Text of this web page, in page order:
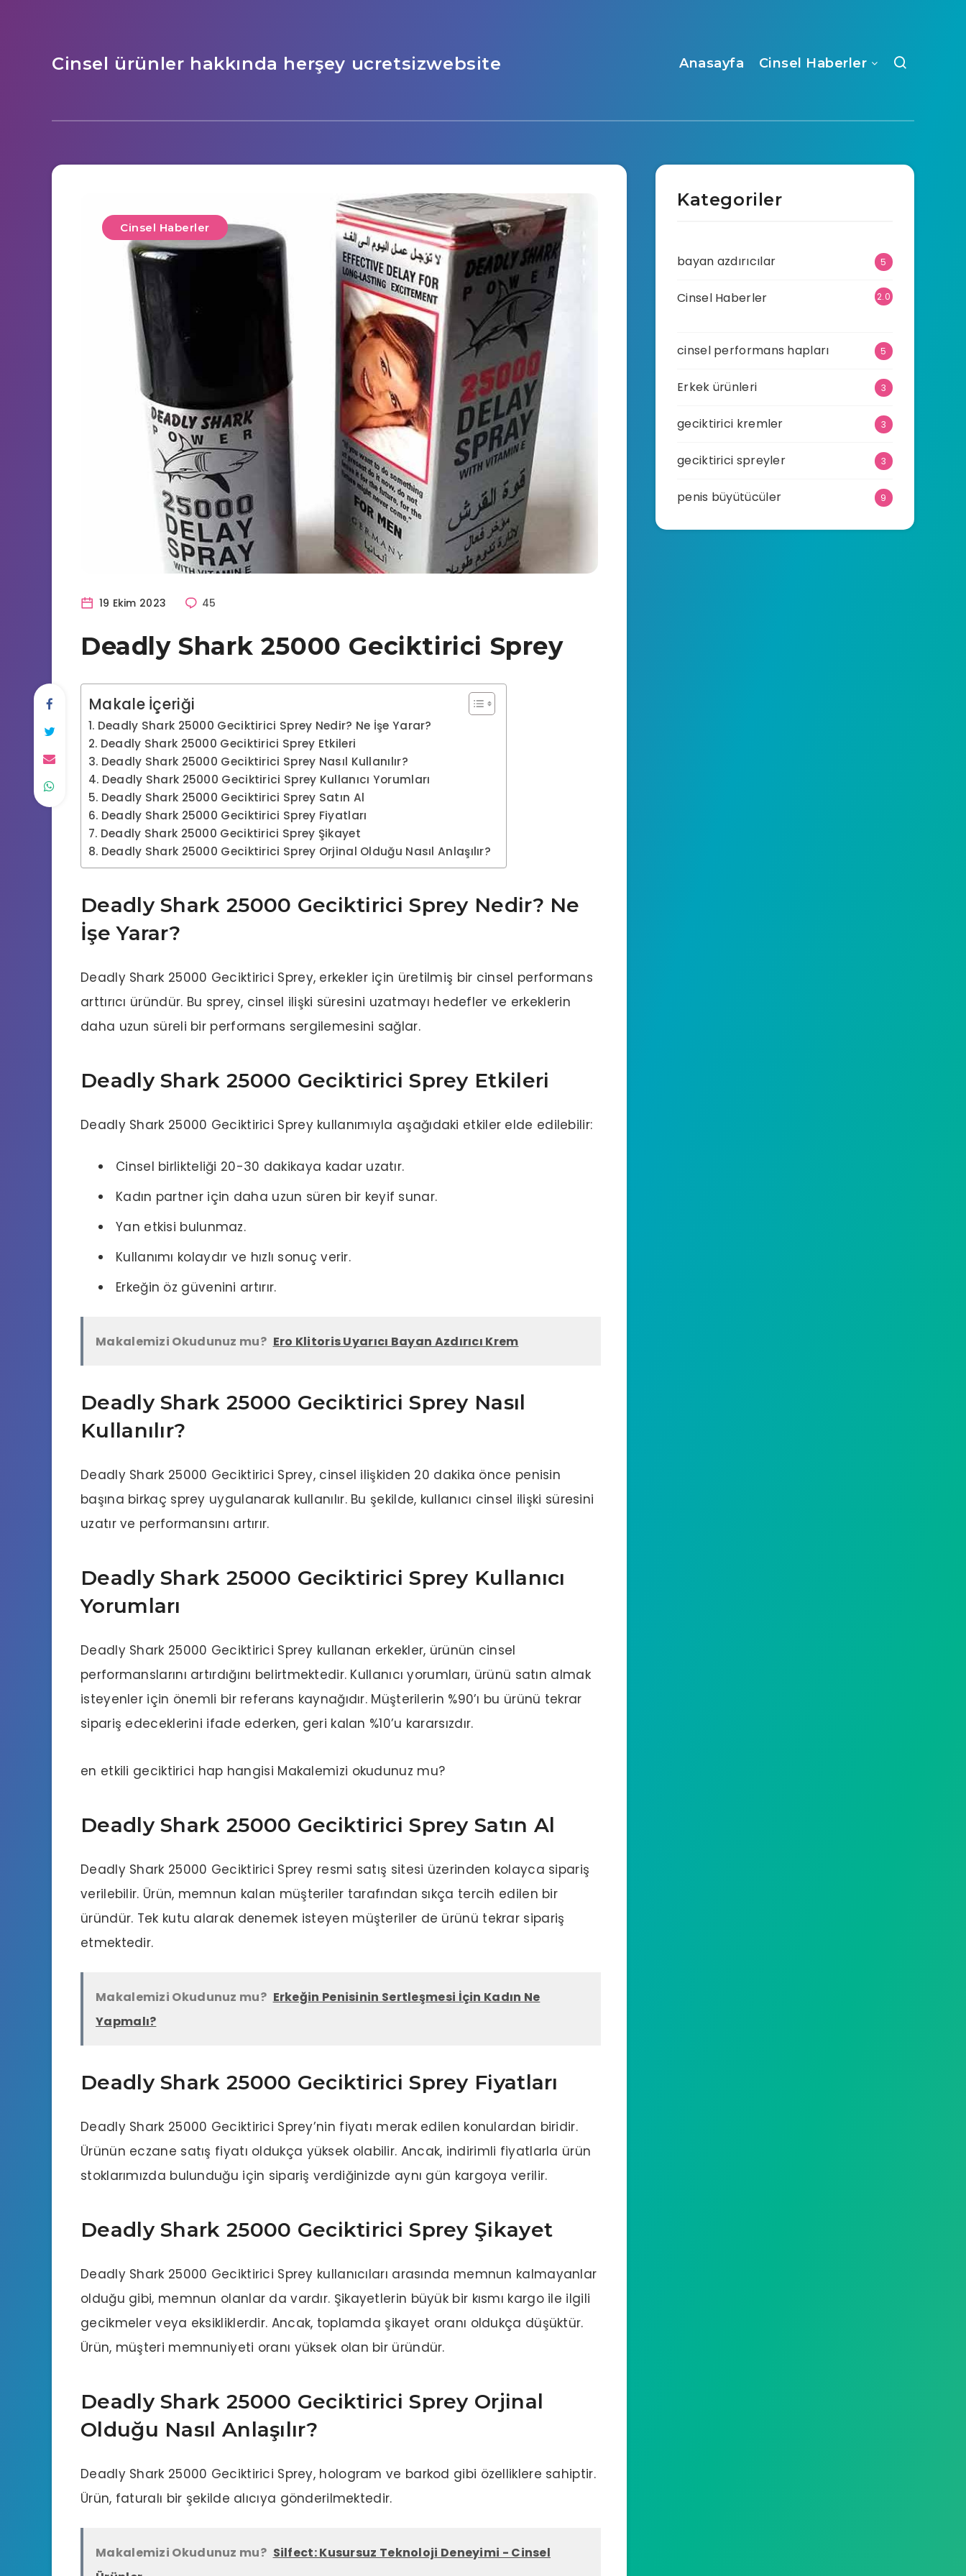
Cinsel ürünler hakkında herşey ucretsizwebsite Anasayfa Cinsel Haberler
Cinsel Haberler
19 Ekim 2023 45
Deadly Shark 25000 Geciktirici Sprey
Makale İçeriği
Deadly Shark 25000 Geciktirici Sprey Nedir? Ne İşe Yarar?
Deadly Shark 25000 Geciktirici Sprey Etkileri
Deadly Shark 25000 Geciktirici Sprey Nasıl Kullanılır?
Deadly Shark 25000 Geciktirici Sprey Kullanıcı Yorumları
Deadly Shark 25000 Geciktirici Sprey Satın Al
Deadly Shark 25000 Geciktirici Sprey Fiyatları
Deadly Shark 25000 Geciktirici Sprey Şikayet
Deadly Shark 25000 Geciktirici Sprey Orjinal Olduğu Nasıl Anlaşılır?
Deadly Shark 25000 Geciktirici Sprey Nedir? Ne
İşe Yarar?
Deadly Shark 25000 Geciktirici Sprey, erkekler için üretilmiş bir cinsel performans
arttırıcı üründür. Bu sprey, cinsel ilişki süresini uzatmayı hedefler ve erkeklerin
daha uzun süreli bir performans sergilemesini sağlar.
Deadly Shark 25000 Geciktirici Sprey Etkileri
Deadly Shark 25000 Geciktirici Spreykullanımıyla aşağıdaki etkiler elde edilebilir:
Cinsel birlikteliği 20-30 dakikaya kadar uzatır.
Kadın partner için daha uzun süren bir keyif sunar.
Yan etkisi bulunmaz.
Kullanımı kolaydır ve hızlı sonuç verir.
Erkeğin öz güvenini artırır.
Makalemizi Okudunuz mu? Ero Klitoris Uyarıcı Bayan Azdırıcı Krem
Deadly Shark 25000 Geciktirici Sprey Nasıl
Kullanılır?
Deadly Shark 25000 Geciktirici Sprey, cinsel ilişkiden 20 dakika önce penisin
başına birkaç sprey uygulanarak kullanılır. Bu şekilde, kullanıcı cinsel ilişki süresini
uzatır ve performansını artırır.
Deadly Shark 25000 Geciktirici Sprey Kullanıcı
Yorumları
Deadly Shark 25000 Geciktirici Sprey kullanan erkekler, ürünün cinsel
performanslarını artırdığını belirtmektedir. Kullanıcı yorumları, ürünü satın almak
isteyenler için önemli bir referans kaynağıdır. Müşterilerin %90’ı bu ürünü tekrar
sipariş edeceklerini ifade ederken, geri kalan %10’u kararsızdır.
en etkili geciktirici hap hangisi Makalemizi okudunuz mu?
Deadly Shark 25000 Geciktirici Sprey Satın Al
Deadly Shark 25000 Geciktirici Sprey resmi satış sitesi üzerinden kolayca sipariş
verilebilir. Ürün, memnun kalan müşteriler tarafından sıkça tercih edilen bir
üründür. Tek kutu alarak denemek isteyen müşteriler de ürünü tekrar sipariş
etmektedir.
Makalemizi Okudunuz mu? Erkeğin Penisinin Sertleşmesi İçin Kadın Ne
Yapmalı?
Deadly Shark 25000 Geciktirici Sprey Fiyatları
Deadly Shark 25000 Geciktirici Sprey’nin fiyatı merak edilen konulardan biridir.
Ürünün eczane satış fiyatı oldukça yüksek olabilir. Ancak, indirimli fiyatlarla ürün
stoklarımızda bulunduğu için sipariş verdiğinizde aynı gün kargoya verilir.
Deadly Shark 25000 Geciktirici Sprey Şikayet
Deadly Shark 25000 Geciktirici Sprey kullanıcıları arasında memnun kalmayanlar
olduğu gibi, memnun olanlar da vardır. Şikayetlerin büyük bir kısmı kargo ile ilgili
gecikmeler veya eksikliklerdir. Ancak, toplamda şikayet oranı oldukça düşüktür.
Ürün, müşteri memnuniyeti oranı yüksek olan bir üründür.
Deadly Shark 25000 Geciktirici Sprey Orjinal
Olduğu Nasıl Anlaşılır?
Deadly Shark 25000 Geciktirici Sprey, hologram ve barkod gibi özelliklere sahiptir.
Ürün, faturalı bir şekilde alıcıya gönderilmektedir.
Makalemizi Okudunuz mu? Silfect: Kusursuz Teknoloji Deneyimi - Cinsel
Kategoriler
bayan azdırıcılar 5
Cinsel Haberler
2.0
cinsel performans hapları 5
Erkek ürünleri 3
geciktirici kremler 3
geciktirici spreyler 3
penis büyütücüler 9